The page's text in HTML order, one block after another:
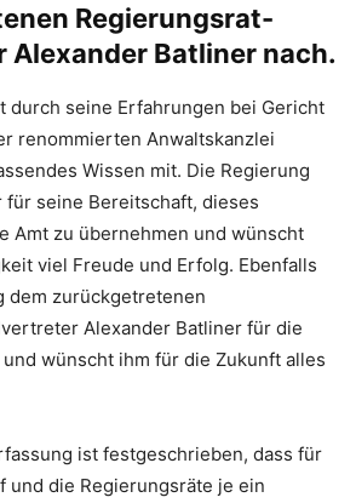
Regierungsrat-
Alexander Batliner nach.
durch seine Erfahrungen bei Gericht
renommierten Anwaltskanzlei
Wissen mit. Die Regierung
für seine Bereitschaft, dieses
Amt zu übernehmen und wünscht
viel Freude und Erfolg. Ebenfalls
dem zurückgetretenen
Alexander Batliner für die
wünscht ihm für die Zukunft alles
ist festgeschrieben, dass für
und die Regierungsräte je ein